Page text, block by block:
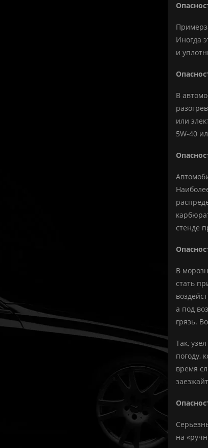
Иногда
и
В
или
5W-40
стенде
В
стать
а под
грязь.
Так,
погоду,
время
на